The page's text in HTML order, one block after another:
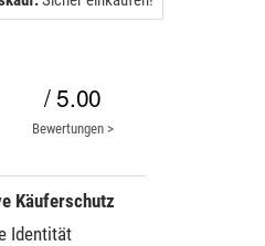
/ 5.00
Bewertungen >
Käuferschutz
Identität